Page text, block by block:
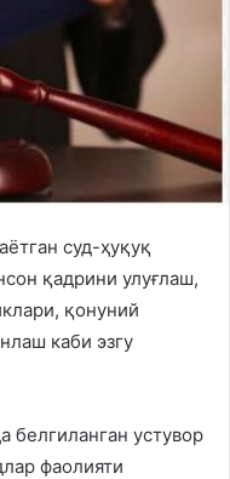
суд-ҳуқуқ
қадрини улуғлаш,
қонуний
каби эзгу
белгиланган устувор
фаолияти